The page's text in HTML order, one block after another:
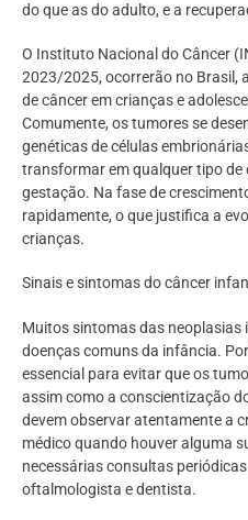
do que as do adulto, e a
O Instituto Nacional do Câncer
2023/2025, ocorrerão no Brasil,
de câncer em crianças e
Comumente, os tumores se
genéticas de células
transformar em qualquer tipo de
gestação. Na fase de
rapidamente, o que justifica a
crianças.
Sinais e sintomas do câncer
Muitos sintomas das neoplasias
doenças comuns da infância.
essencial para evitar que os
assim como a conscientização
devem observar atentamente a
médico quando houver alguma
necessárias consultas
oftalmologista e dentista.